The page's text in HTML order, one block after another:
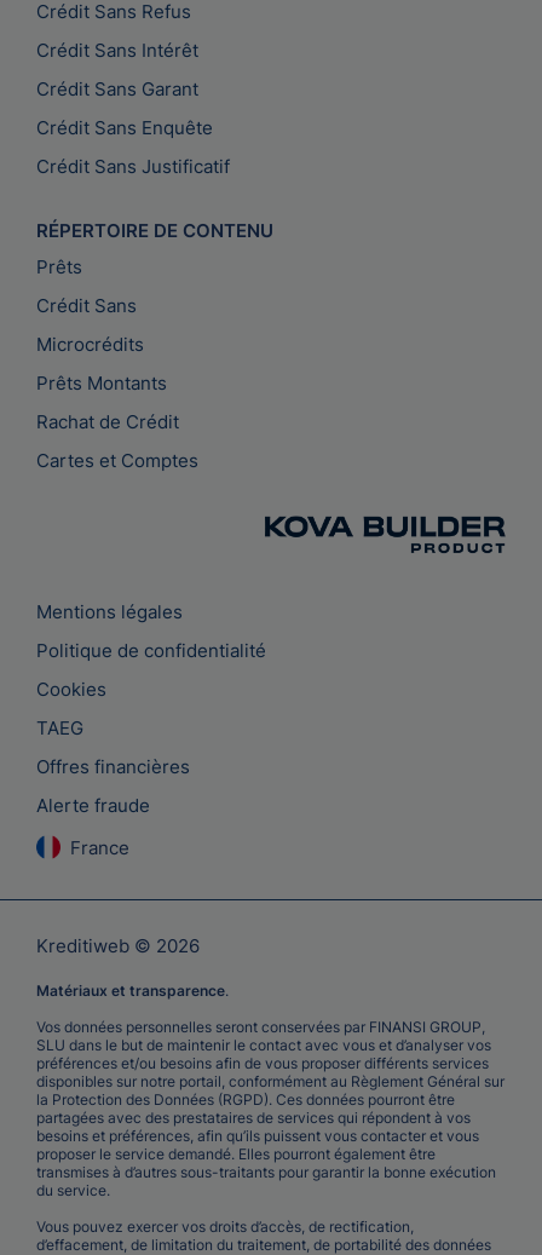
Crédit Sans Refus
Crédit Sans Intérêt
Crédit Sans Garant
Crédit Sans Enquête
Crédit Sans Justificatif
RÉPERTOIRE DE CONTENU
Prêts
Crédit Sans
Microcrédits
Prêts Montants
Rachat de Crédit
Cartes et Comptes
Mentions légales
Politique de confidentialité
Cookies
TAEG
Offres financières
Alerte fraude
France
Kreditiweb © 2026
Matériaux et transparence.
Vos données personnelles seront conservées par FINANSI GROUP,
SLU dans le but de maintenir le contact avec vous et d’analyser vos
préférences et/ou besoins afin de vous proposer différents services
disponibles sur notre portail, conformément au Règlement Général sur
la Protection des Données (RGPD). Ces données pourront être
partagées avec des prestataires de services qui répondent à vos
besoins et préférences, afin qu’ils puissent vous contacter et vous
proposer le service demandé. Elles pourront également être
transmises à d’autres sous-traitants pour garantir la bonne exécution
du service.
Vous pouvez exercer vos droits d’accès, de rectification,
d’effacement, de limitation du traitement, de portabilité des données